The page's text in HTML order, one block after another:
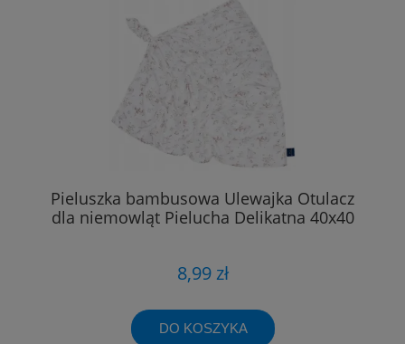
Pieluszka bambusowa Ulewajka Otulacz
dla niemowląt Pielucha Delikatna 40x40
8,99 zł
DO KOSZYKA